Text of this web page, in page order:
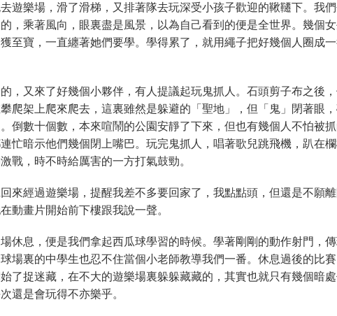
遊樂場，滑了滑梯，又排著隊去玩深受小孩子歡迎的鞦韆下。我
，乘著風向，眼裏盡是風景，以為自己看到的便是全世界。幾個
至寶，一直纏著她們要學。學得累了，就用繩子把好幾個人圈成
，又來了好幾個小夥伴，有人提議起玩鬼抓人。石頭剪子布之後
爬架上爬來爬去，這裏雖然是躲避的「聖地」，但「鬼」閉著眼
倒數十個數，本來喧鬧的公園安靜了下來，但也有幾個人不怕被
忙暗示他們幾個閉上嘴巴。玩完鬼抓人，唱著歌兒跳飛機，趴在
戰，時不時給厲害的一方打氣鼓勁。
來經過遊樂場，提醒我差不多要回家了，我點點頭，但還是不願
動畫片開始前下樓跟我說一聲。
休息，便是我們拿起西瓜球學習的時候。學著剛剛的動作射門，
場裏的中學生也忍不住當個小老師教導我們一番。休息過後的比
了捉迷藏，在不大的遊樂場裏躲躲藏藏的，其實也就只有幾個暗
還是會玩得不亦樂乎。